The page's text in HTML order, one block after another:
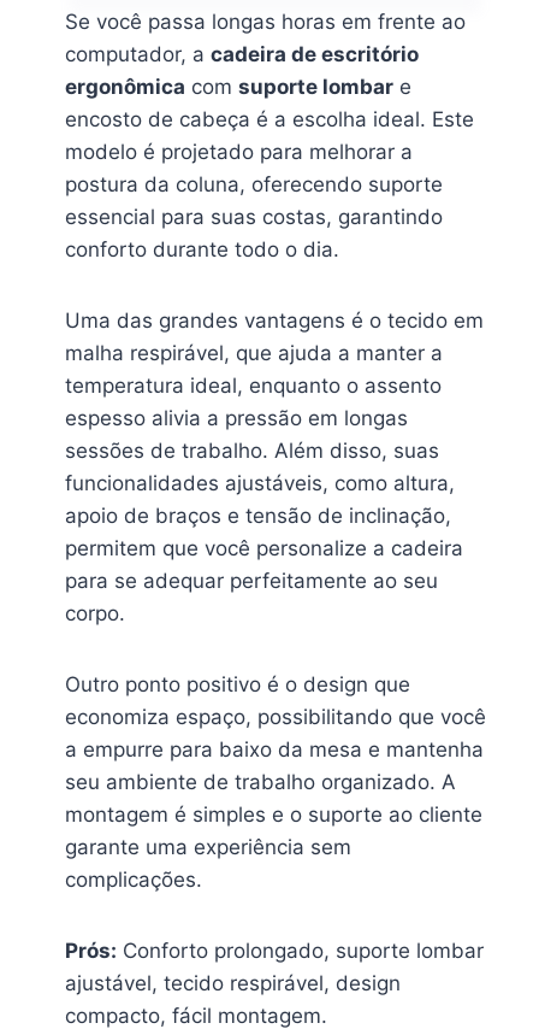
Se você passa longas horas em frente ao
computador, a cadeira de escritório
ergonômica com suporte lombar e
encosto de cabeça é a escolha ideal. Este
modelo é projetado para melhorar a
postura da coluna, oferecendo suporte
essencial para suas costas, garantindo
conforto durante todo o dia.
Uma das grandes vantagens é o tecido em
malha respirável, que ajuda a manter a
temperatura ideal, enquanto o assento
espesso alivia a pressão em longas
sessões de trabalho. Além disso, suas
funcionalidades ajustáveis, como altura,
apoio de braços e tensão de inclinação,
permitem que você personalize a cadeira
para se adequar perfeitamente ao seu
corpo.
Outro ponto positivo é o design que
economiza espaço, possibilitando que você
a empurre para baixo da mesa e mantenha
seu ambiente de trabalho organizado. A
montagem é simples e o suporte ao cliente
garante uma experiência sem
complicações.
Prós: Conforto prolongado, suporte lombar
ajustável, tecido respirável, design
compacto, fácil montagem.